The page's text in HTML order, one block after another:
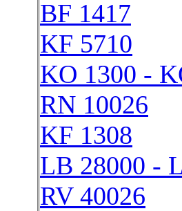
BF 1417
KF 5710
KO 1300 -
RN 10026
KF 1308
LB 28000 -
RV 40026